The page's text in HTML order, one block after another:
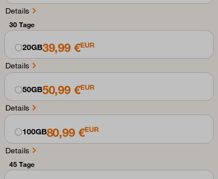
Details
30 Tage
20GB39,99 €EUR
Details
50GB50,99 €EUR
Details
100GB80,99 €EUR
Details
45 Tage